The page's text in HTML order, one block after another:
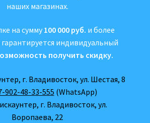
наших магазинах.
на сумму100 000 руб. и более
индивидуальный
получить скидку.
г. Владивосток, ул. Шестая, 8
902-48-33-555 (WhatsApp)
г. Владивосток, ул.
Воропаева, 22